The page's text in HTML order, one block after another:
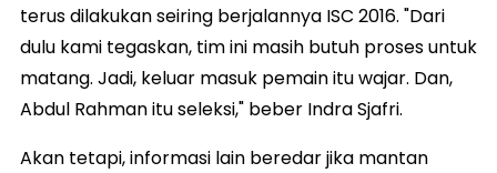
terus dilakukan seiring berjalannya ISC 2016. "Dari
dulu kami tegaskan, tim ini masih butuh proses untuk
matang. Jadi, keluar masuk pemain itu wajar. Dan,
Abdul Rahman itu seleksi," beber Indra Sjafri.
Akan tetapi, informasi lain beredar jika mantan